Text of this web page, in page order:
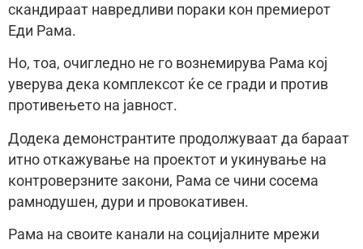
скандираат навредливи пораки кон премиерот
Еди Рама.
Но, тоа, очигледно не го вознемирува Рама кој
уверува дека комплексот ќе се гради и против
противењето на јавност.
Додека демонстрантите продолжуваат да бараат
итно откажување на проектот и укинување на
контроверзните закони, Рама се чини сосема
рамнодушен, дури и провокативен.
Рама на своите канали на социјалните мрежи